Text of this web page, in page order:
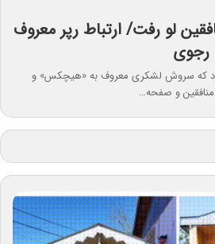
لو رفت/ ارتباط رپر معروف
رجوی
کرد که سروش لشکری معروف به «هیچکس» و
و صفحه…